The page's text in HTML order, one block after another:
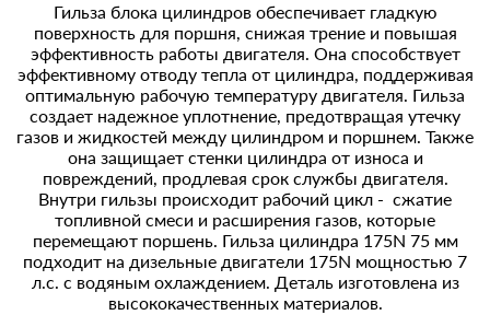
Гильза блока цилиндров обеспечивает гладкую
поверхность для поршня, снижая трение и повышая
эффективность работы двигателя. Она способствует
эффективному отводу тепла от цилиндра, поддерживая
оптимальную рабочую температуру двигателя. Гильза
создает надежное уплотнение, предотвращая утечку
газов и жидкостей между цилиндром и поршнем. Также
она защищает стенки цилиндра от износа и
повреждений, продлевая срок службы двигателя.
Внутри гильзы происходит рабочий цикл - сжатие
топливной смеси и расширения газов, которые
перемещают поршень. Гильза цилиндра 175N 75 мм
подходит на дизельные двигатели 175N мощностью 7
л.с. с водяным охлаждением. Деталь изготовлена из
высококачественных материалов.